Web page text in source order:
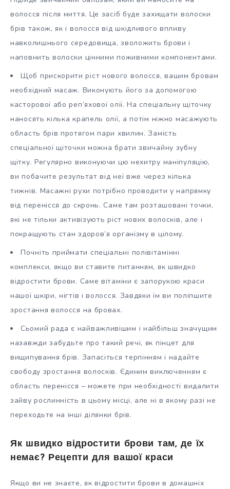
волосся після миття. Це засіб буде захищати волоски
брів також, як і волосся від шкідливого впливу
навколишнього середовища, зволожить брови і
наповнить волоски цінними поживними компонентами.
Щоб прискорити ріст нового волосся, вашим бровам
необхідний масаж. Виконують його за допомогою
касторової або реп’яхової олії. На спеціальну щіточку
наносять кілька крапель олії, а потім ніжно масажують
область брів протягом пари хвилин. Замість
спеціальної щіточки можна брати звичайну зубну
щітку. Регулярно виконуючи цю нехитру маніпуляцію,
ви побачите результат від неї вже через кілька
тижнів. Масажні рухи потрібно проводити у напрямку
від перенісся до скронь. Саме там розташовані точки,
які не тільки активізують ріст нових волосків, але і
покращують стан здоров’я організму в цілому.
Почніть приймати спеціальні полівітамінні
комплекси, якщо ви ставите питанням, як швидко
відростити брови. Саме вітаміни є запорукою краси
нашої шкіри, нігтів і волосся. Завдяки їм ви поліпшите
зростання волосся на бровах.
Сьомий рада є найважливішим і найбільш значущим
назавжди забудьте про такий речі, як пінцет для
вищипування брів. Запасіться терпінням і надайте
свободу зростання волосків. Єдиним виключенням є
область перенісся – можете при необхідності видалити
зайву рослинність в цьому місці, але ні в якому разі не
переходьте на інші ділянки брів.
Як швидко відростити брови там, де їх
немає? Рецепти для вашої краси
Якщо ви не знаєте, як відростити брови в домашніх